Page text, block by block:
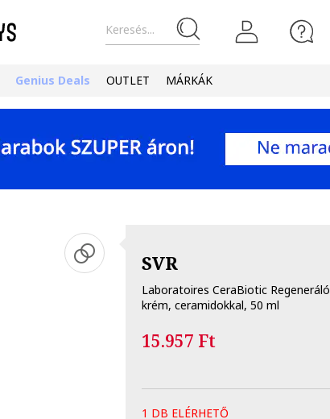
Keresés...
Genius Deals OUTLET MÁRKÁK
SVR
Laboratoires CeraBiotic Regeneráló
krém, ceramidokkal, 50 ml
15.957 Ft
1 DB ELÉRHETŐ